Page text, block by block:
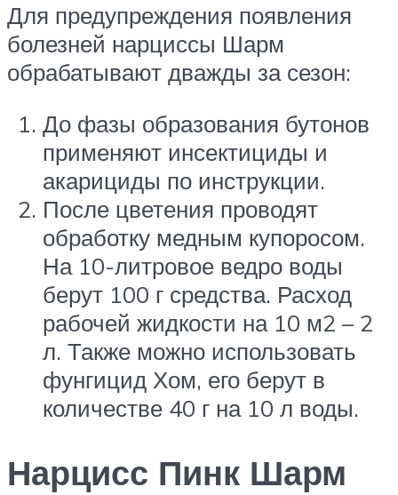
Для предупреждения появления
болезней нарциссы Шарм
обрабатывают дважды за сезон:
До фазы образования бутонов
применяют инсектициды и
акарициды по инструкции.
После цветения проводят
обработку медным купоросом.
На 10-литровое ведро воды
берут 100 г средства. Расход
рабочей жидкости на 10 м2 – 2
л. Также можно использовать
фунгицид Хом, его берут в
количестве 40 г на 10 л воды.
Нарцисс Пинк Шарм